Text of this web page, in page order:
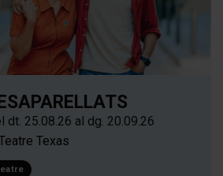
dt. 25.08.26 al dg. 20.09.26
Texas